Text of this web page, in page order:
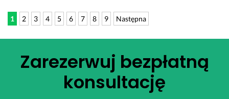
1 2 3 4 5 6 7 8 9 Następna
Zarezerwuj bezpłatną
konsultację